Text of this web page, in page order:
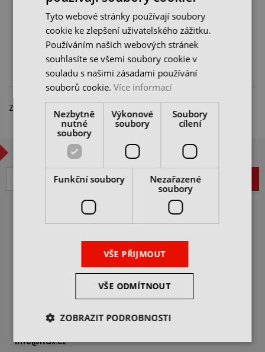
skladem 1 ks
639 Kč 913 Kč
cena bez DPH
DO KOŠÍKU
skladem 1 ks
130 Kč185 Kč
cena bez DPH
DO KOŠÍKU
Zobrazeno 1 – 2 z 2 položek
CHCETE BÝT V OBRAZE?
ZAREGISTROVAT
DIČ: CZ25062760
info@itax.cz
VŠEOBECNÉ OBCHODNÍ
JAK NAKUPOVAT
REKLAMAČNÍ ŘÁD
OCHRANA OSOBNÍCH
ÚDAJŮ
Tyto webové stránky používají soubory
cookie ke zlepšení uživatelského zážitku.
Používáním našich webových stránek
souhlasíte se všemi soubory cookie v
souladu s našimi zásadami používání
souborů cookie.Více informací
Nezbytně
nutné
soubory
Výkonové
soubory
Soubory
cílení
Funkční soubory
Nezařazené
soubory
VŠE PŘIJMOUT
VŠE ODMÍTNOUT
ZOBRAZIT PODROBNOSTI